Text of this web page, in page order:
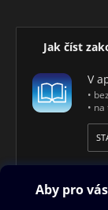
Jak číst
V
•
•